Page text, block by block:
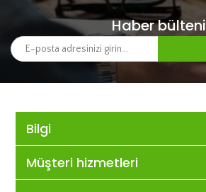
Haber bülteni
Bilgi
Müşteri hizmetleri